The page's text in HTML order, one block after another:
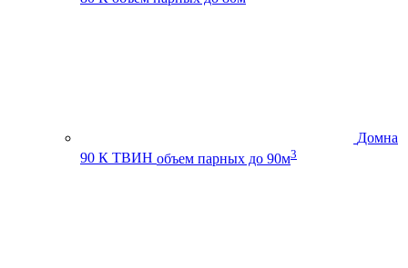
Домна
90 К ТВИН объем парных до 90м3